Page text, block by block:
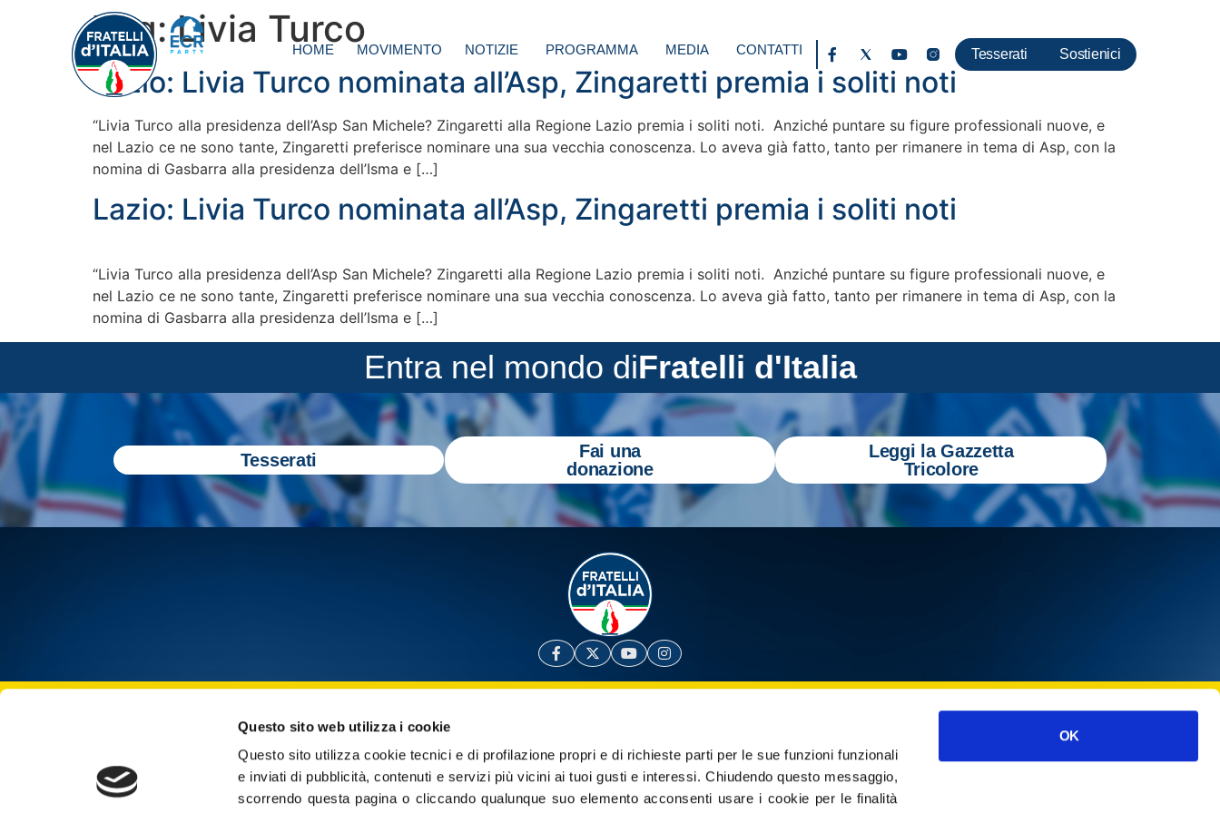
Questo sito web utilizza i cookie
Questo sito utilizza cookie tecnici e di profilazione propri e di richieste parti per le sue funzioni funzionali
e inviati di pubblicità, contenuti e servizi più vicini ai tuoi gusti e interessi.Chiudendo questo messaggio,
scorrendo questa pagina o cliccando qualunque suo elemento acconsenti usare i cookie per le finalità
OK
HOME MOVIMENTO NOTIZIE PROGRAMMA MEDIA CONTATTI Tesserati Sostienici
Tag:Livia Turco
Lazio: Livia Turco nominata all’Asp, Zingaretti premia i soliti noti
“Livia Turco alla presidenza dell’Asp San Michele? Zingaretti alla Regione Lazio premia i soliti noti. Anziché puntare su figure professionali nuove, e
nel Lazio ce ne sono tante, Zingaretti preferisce nominare una sua vecchia conoscenza. Lo aveva già fatto, tanto per rimanere in tema di Asp, con la
nomina di Gasbarra alla presidenza dell’Isma e […]
Lazio: Livia Turco nominata all’Asp, Zingaretti premia i soliti noti
“Livia Turco alla presidenza dell’Asp San Michele? Zingaretti alla Regione Lazio premia i soliti noti. Anziché puntare su figure professionali nuove, e
nel Lazio ce ne sono tante, Zingaretti preferisce nominare una sua vecchia conoscenza. Lo aveva già fatto, tanto per rimanere in tema di Asp, con la
nomina di Gasbarra alla presidenza dell’Isma e […]
Entra nel mondo diFratelli d'Italia
Tesserati
Fai una
donazione
Leggi la Gazzetta
Tricolore
Iscriviti alla Gazzetta Tricolore
Copyright 2026 - Tutti i diritti riservati Privacy Policy Cookie policy